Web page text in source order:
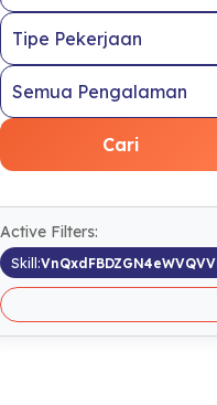
Cari
Active Filters:
Skill: